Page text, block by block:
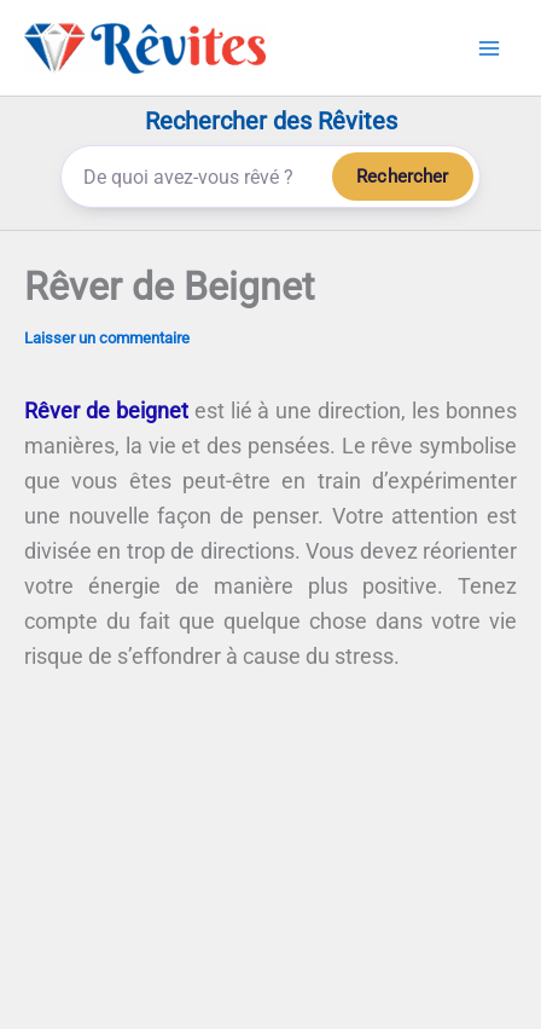
Rechercher des Rêvites
Rechercher
Rêver de Beignet
Laisser un commentaire
Rêver de beignetest lié à une direction, les bonnes
manières, la vie et des pensées. Le rêve symbolise
que vous êtes peut-être en train d’expérimenter
une nouvelle façon de penser. Votre attention est
divisée en trop de directions. Vous devez réorienter
votre énergie de manière plus positive. Tenez
compte du fait que quelque chose dans votre vie
risque de s’effondrer à cause du stress.